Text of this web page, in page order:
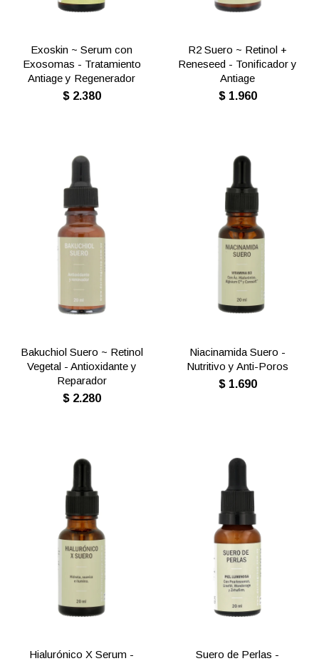
Exoskin ~ Serum con
Exosomas - Tratamiento
Antiage y Regenerador
$ 2.380
R2 Suero ~ Retinol +
Reneseed - Tonificador y
Antiage
$ 1.960
Bakuchiol Suero ~ Retinol
Vegetal - Antioxidante y
Reparador
$ 2.280
Niacinamida Suero -
Nutritivo y Anti-Poros
$ 1.690
Hialurónico X Serum -
Suero de Perlas -